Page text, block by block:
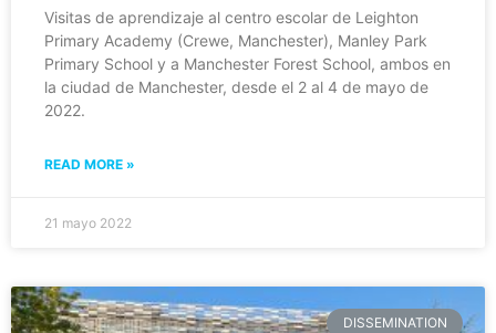
Visitas de aprendizaje al centro escolar de Leighton
Primary Academy (Crewe, Manchester), Manley Park
Primary School y a Manchester Forest School, ambos en
la ciudad de Manchester, desde el 2 al 4 de mayo de
2022.
READ MORE »
21 mayo 2022
DISSEMINATION